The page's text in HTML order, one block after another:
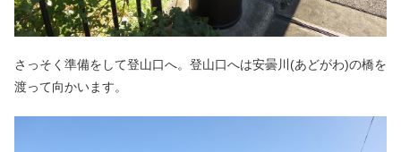
さっそく準備をして登山口へ。登山口へは安曇川(あどがわ)の橋を
渡って向かいます。